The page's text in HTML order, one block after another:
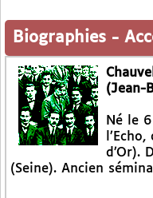
Biographies -
(Jean-
Né le
d’Or).
(Seine). Ancien